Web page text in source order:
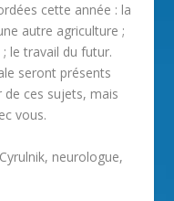
cette année : la
autre agriculture ;
le travail du futur.
seront présents
ces sujets, mais
vous.
neurologue,